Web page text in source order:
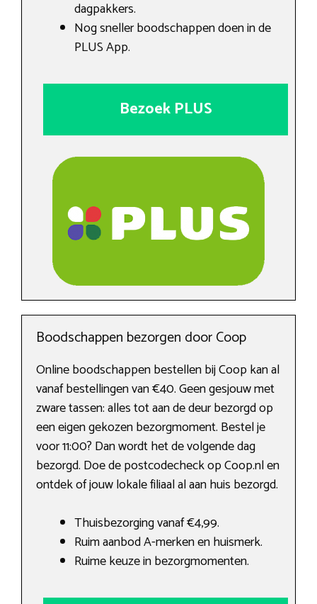
dagpakkers.
Nog sneller boodschappen doen in de
PLUS App.
Bezoek PLUS
Boodschappen bezorgen door Coop
Online boodschappen bestellen bij Coop kan al
vanaf bestellingen van €40. Geen gesjouw met
zware tassen: alles tot aan de deur bezorgd op
een eigen gekozen bezorgmoment. Bestel je
voor 11:00? Dan wordt het de volgende dag
bezorgd. Doe de postcodecheck op Coop.nl en
ontdek of jouw lokale filiaal al aan huis bezorgd.
Thuisbezorging vanaf €4,99.
Ruim aanbod A-merken en huismerk.
Ruime keuze in bezorgmomenten.